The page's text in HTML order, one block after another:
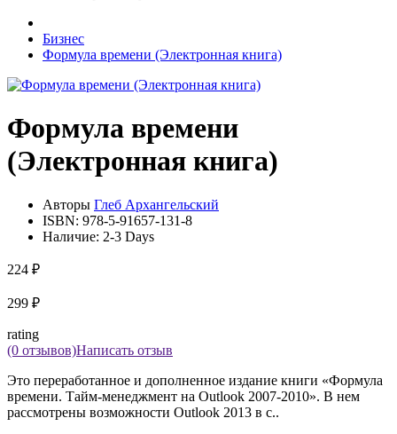
Бизнес
Формула времени (Электронная книга)
Формула времени
(Электронная книга)
Авторы Глеб Архангельский
ISBN: 978-5-91657-131-8
Наличие: 2-3 Days
224 ₽
299 ₽
rating
(0 отзывов)Написать отзыв
Это переработанное и дополненное издание книги «Формула
времени. Тайм-менеджмент на Outlook 2007-2010». В нем
рассмотрены возможности Outlook 2013 в с..